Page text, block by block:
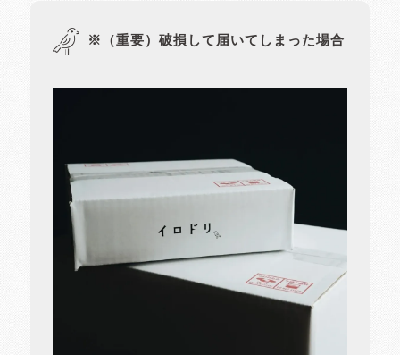
※（重要）破損して届いてしまった場合